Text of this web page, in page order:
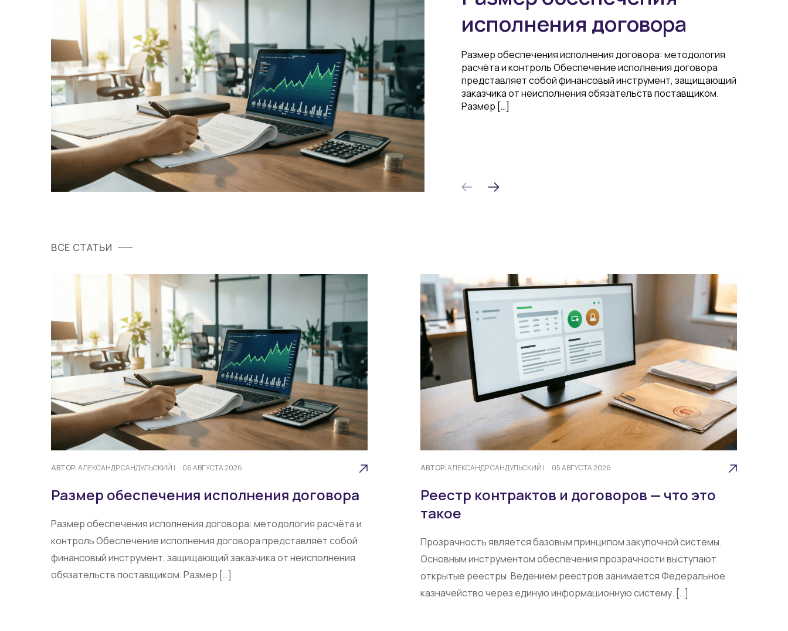
исполнения договора
Размер обеспечения исполнения договора: методология
расчёта и контроль Обеспечение исполнения договора
представляет собой финансовый инструмент, защищающий
заказчика от неисполнения обязательств поставщиком.
Размер […]
ВСЕ СТАТЬИ
АВТОР:АЛЕКСАНДР САНДУЛЬСКИЙ | 06 АВГУСТА 2026
Размер обеспечения исполнения договора
Размер обеспечения исполнения договора: методология расчёта и
контроль Обеспечение исполнения договора представляет собой
финансовый инструмент, защищающий заказчика от неисполнения
обязательств поставщиком. Размер […]
АВТОР:АЛЕКСАНДР САНДУЛЬСКИЙ | 05 АВГУСТА 2026
Реестр контрактов и договоров — что это
такое
Прозрачность является базовым принципом закупочной системы.
Основным инструментом обеспечения прозрачности выступают
открытые реестры. Ведением реестров занимается Федеральное
казначейство через единую информационную систему. […]